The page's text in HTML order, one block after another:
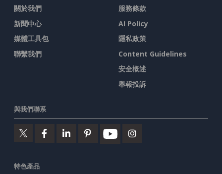
關於我們
新聞中心
媒體工具包
聯繫我們
服務條款
AI Policy
隱私政策
Content Guidelines
安全概述
舉報投訴
與我們聯系
特色產品